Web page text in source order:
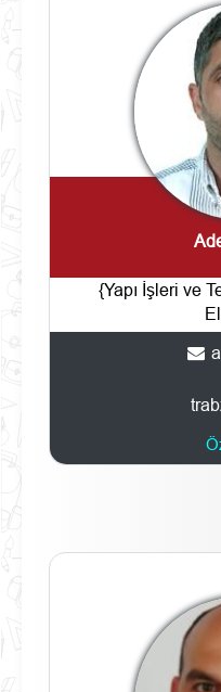
{Yapı İşleri ve